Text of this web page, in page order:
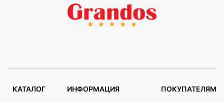
КАТАЛОГ ИНФОРМАЦИЯ ПОКУПАТЕЛЯМ